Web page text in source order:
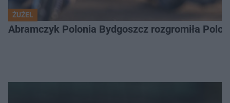
ŻUŻEL
Abramczyk Polonia Bydgoszcz rozgromiła